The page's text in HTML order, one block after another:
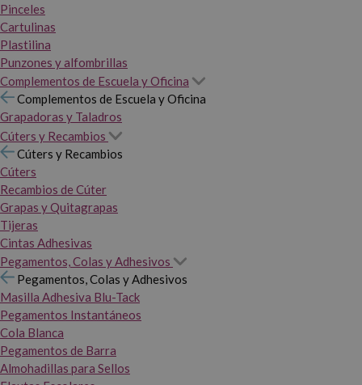
Pinceles
Cartulinas
Plastilina
Punzones y alfombrillas
Complementos de Escuela y Oficina
Complementos de Escuela y Oficina
Grapadoras y Taladros
Cúters y Recambios
Cúters y Recambios
Cúters
Recambios de Cúter
Grapas y Quitagrapas
Tijeras
Cintas Adhesivas
Pegamentos, Colas y Adhesivos
Pegamentos, Colas y Adhesivos
Masilla Adhesiva Blu-Tack
Pegamentos Instantáneos
Cola Blanca
Pegamentos de Barra
Almohadillas para Sellos